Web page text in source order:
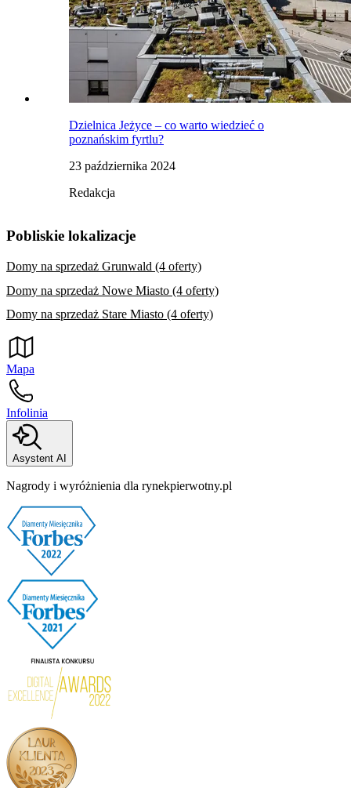
Dzielnica Jeżyce – co warto wiedzieć o
poznańskim fyrtlu?
23 października 2024
Redakcja
Pobliskie lokalizacje
Domy na sprzedaż Grunwald (4 oferty)
Domy na sprzedaż Nowe Miasto (4 oferty)
Domy na sprzedaż Stare Miasto (4 oferty)
Mapa
Infolinia
Asystent AI
Nagrody i wyróżnienia dla rynekpierwotny.pl